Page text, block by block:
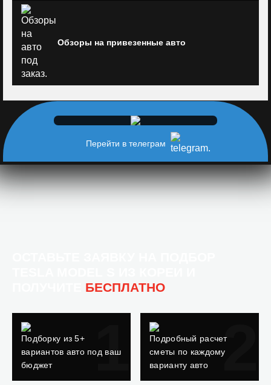
Обзоры на привезенные авто
Перейти в телеграм
БЕСПЛАТНО
Подборку из 5+
вариантов авто под ваш
бюджет
1
Подробный расчет
сметы по каждому
варианту авто
2